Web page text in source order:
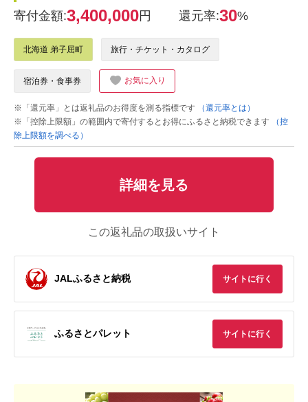
寄付金額:3,400,000円 還元率:30%
北海道 弟子屈町 旅行・チケット・カタログ
宿泊券・食事券 お気に入り
※「還元率」とは返礼品のお得度を測る指標です
（還元率とは）
※「控除上限額」の範囲内で寄付するとお得にふるさと納税できます
（控
除上限額を調べる）
詳細を見る
この返礼品の取扱いサイト
JALふるさと納税 サイトに行く
ふるさとパレット サイトに行く